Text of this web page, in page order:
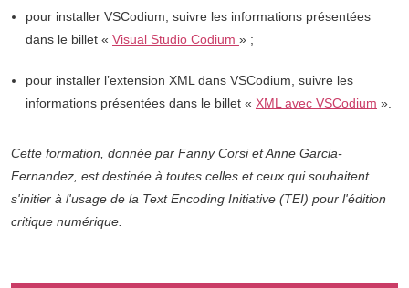
pour installer VSCodium, suivre les informations présentées
dans le billet « Visual Studio Codium » ;
pour installer l’extension XML dans VSCodium, suivre les
informations présentées dans le billet « XML avec VSCodium ».
Cette formation, donnée par Fanny Corsi et Anne Garcia-
Fernandez, est destinée à toutes celles et ceux qui souhaitent
s'initier à l'usage de la Text Encoding Initiative (TEI) pour l'édition
critique numérique.